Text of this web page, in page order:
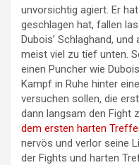
unvorsichtig agiert. Er
geschlagen hat, fallen
Dubois’ Schlaghand,
meist viel zu tief unten.
einen Puncher wie
Kampf in Ruhe hinter
versuchen sollen, die
dann langsam den Fight
dem ersten harten
nervös und verlor seine
der Fights und harten